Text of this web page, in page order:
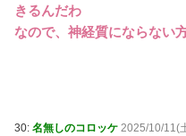
きるんだわ
なので、神経質にならない
30: 名無しのコロッケ 2025/10/11(